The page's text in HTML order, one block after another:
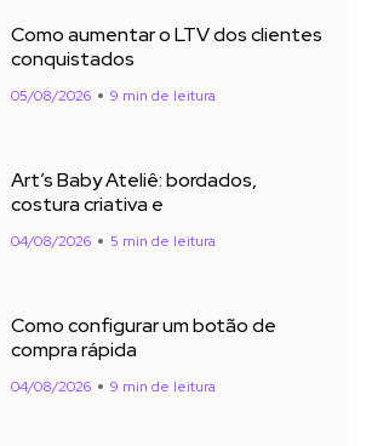
Como aumentar o LTV dos clientes
conquistados
05/08/2026 9 min de leitura
Art’s Baby Ateliê: bordados,
costura criativa e
04/08/2026 5 min de leitura
Como configurar um botão de
compra rápida
04/08/2026 9 min de leitura